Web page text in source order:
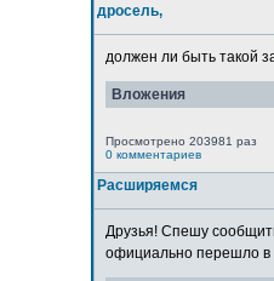
дросель,
должен ли быть такой
Вложения
Просмотрено 203981 раз
0 комментариев
Расширяемся
Друзья! Спешу
официально перешло в